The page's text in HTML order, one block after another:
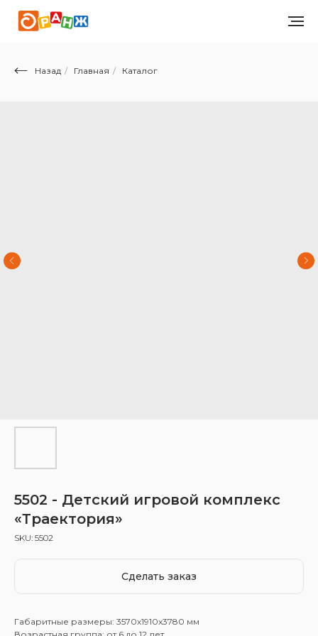
Назад / Главная / Каталог
5502 - Детский игровой комплекс
«Траектория»
SKU: 5502
Сделать заказ
Габаритные размеры: 3570x1910x3780 мм